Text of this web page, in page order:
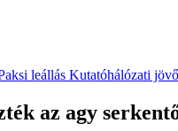
leállás Kutatóhálózati jövő
az agy